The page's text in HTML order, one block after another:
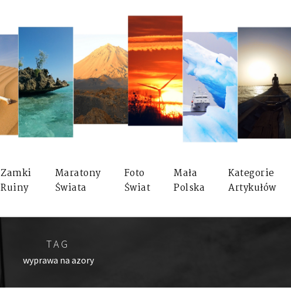
Zamki
Ruiny
Maratony
Świata
Foto
Świat
Mała
Polska
Kategorie
Artykułów
TAG
wyprawa na azory